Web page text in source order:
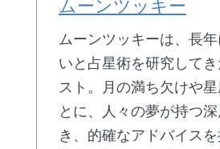
ムーンツッキー
ムーンツッキーは、長
いと占星術を研究して
スト。月の満ち欠けや
とに、人々の夢が持つ
き、的確なアドバイスを